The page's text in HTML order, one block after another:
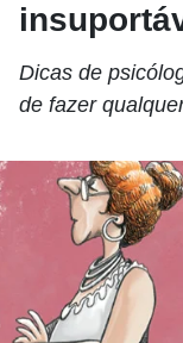
Dicas de
de fazer